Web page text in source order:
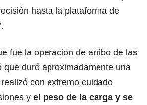
hasta la plataforma de
fue la operación de arribo de las
que duró aproximadamente una
con extremo cuidado
y el peso de la carga y se